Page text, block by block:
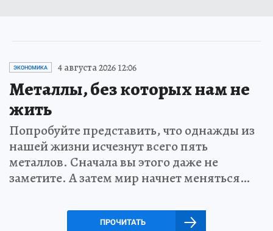
ЭКОНОМИКА 4 августа 2026 12:06
Металлы, без которых нам не
жить
Попробуйте представить, что однажды из
нашей жизни исчезнут всего пять
металлов. Сначала вы этого даже не
заметите. А затем мир начнет меняться…
ПРОЧИТАТЬ